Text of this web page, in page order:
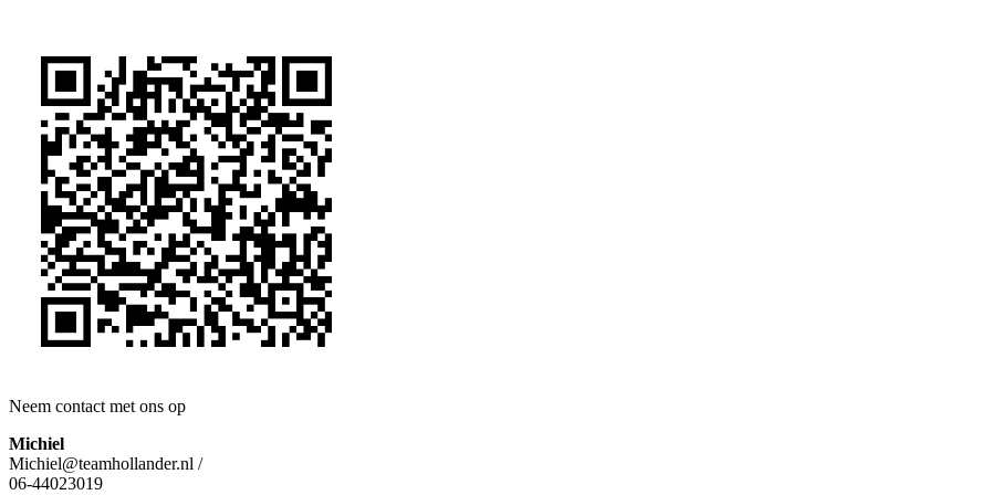
inhoud
Neem contact met ons op
Michiel
Michiel@teamhollander.nl /
06-44023019